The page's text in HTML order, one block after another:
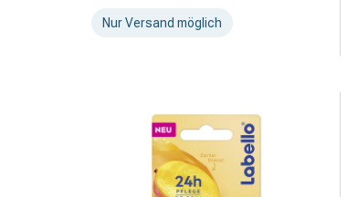
Fieberbläschen
Bachblütentherapie
Gemmotherapie
Homöopathie
Pflanzenheilkunde
Nur Versand möglich